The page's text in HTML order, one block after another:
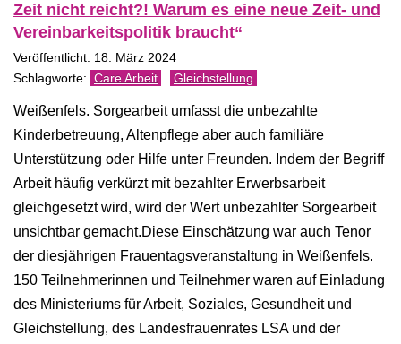
Zeit nicht reicht?! Warum es eine neue Zeit- und
Vereinbarkeitspolitik braucht“
Veröffentlicht: 18. März 2024
Care Arbeit Gleichstellung
Weißenfels. Sorgearbeit umfasst die unbezahlte
Kinderbetreuung, Altenpflege aber auch familiäre
Unterstützung oder Hilfe unter Freunden. Indem der Begriff
Arbeit häufig verkürzt mit bezahlter Erwerbsarbeit
gleichgesetzt wird, wird der Wert unbezahlter Sorgearbeit
unsichtbar gemacht.Diese Einschätzung war auch Tenor
der diesjährigen Frauentagsveranstaltung in Weißenfels.
150 Teilnehmerinnen und Teilnehmer waren auf Einladung
des Ministeriums für Arbeit, Soziales, Gesundheit und
Gleichstellung, des Landesfrauenrates LSA und der